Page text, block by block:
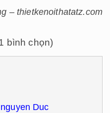
– thietkenoithatatz.com
bình chọn)
Duc